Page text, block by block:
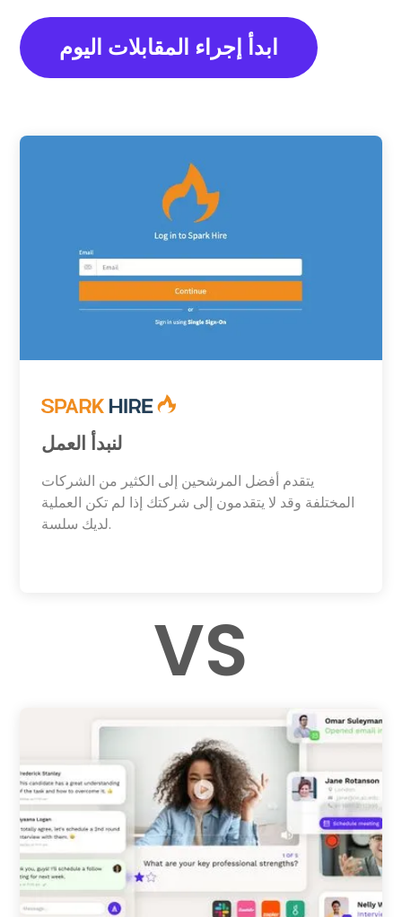
ابدأ إجراء المقابلات اليوم
لنبدأ العمل
يتقدم أفضل المرشحين إلى الكثير من الشركات
المختلفة وقد لا يتقدمون إلى شركتك إذا لم تكن العملية
لديك سلسة.
VS